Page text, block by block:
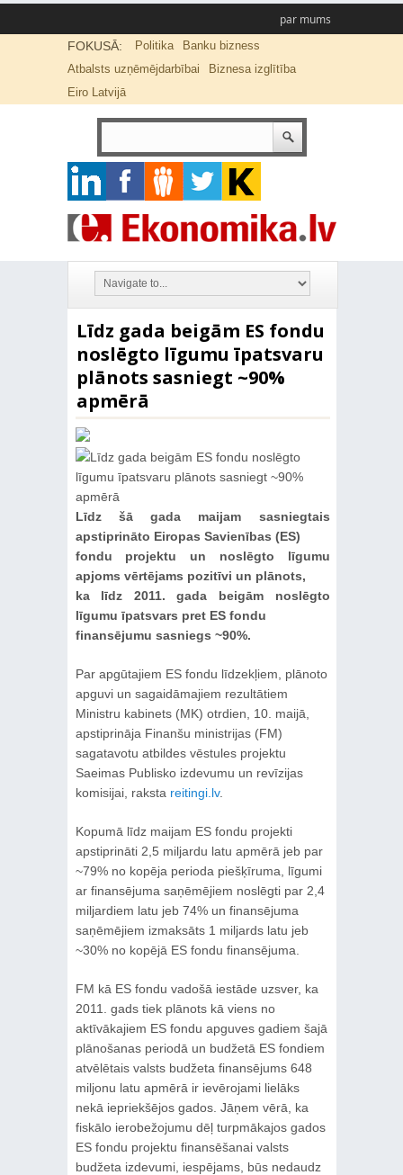
par mums
FOKUSĀ: Politika
Banku bizness
Atbalsts uzņēmējdarbībai
Biznesa izglītība
Eiro Latvijā
Līdz gada beigām ES fondu
noslēgto līgumu īpatsvaru
plānots sasniegt ~90%
apmērā
Līdz šā gada maijam sasniegtais
apstiprināto Eiropas Savienības (ES)
fondu projektu un noslēgto līgumu
apjoms vērtējams pozitīvi un plānots,
ka līdz 2011. gada beigām noslēgto
līgumu īpatsvars pret ES fondu
finansējumu sasniegs ~90%.
Par apgūtajiem ES fondu līdzekļiem, plānoto
apguvi un sagaidāmajiem rezultātiem
Ministru kabinets (MK) otrdien, 10. maijā,
apstiprināja Finanšu ministrijas (FM)
sagatavotu atbildes vēstules projektu
Saeimas Publisko izdevumu un revīzijas
komisijai, raksta reitingi.lv.
Kopumā līdz maijam ES fondu projekti
apstiprināti 2,5 miljardu latu apmērā jeb par
~79% no kopēja perioda piešķīruma, līgumi
ar finansējuma saņēmējiem noslēgti par 2,4
miljardiem latu jeb 74% un finansējuma
saņēmējiem izmaksāts 1 miljards latu jeb
~30% no kopējā ES fondu finansējuma.
FM kā ES fondu vadošā iestāde uzsver, ka
2011. gads tiek plānots kā viens no
aktīvākajiem ES fondu apguves gadiem šajā
plānošanas periodā un budžetā ES fondiem
atvēlētais valsts budžeta finansējums 648
miljonu latu apmērā ir ievērojami lielāks
nekā iepriekšējos gados. Jāņem vērā, ka
fiskālo ierobežojumu dēļ turpmākajos gados
ES fondu projektu finansēšanai valsts
budžeta izdevumi, iespējams, būs nedaudz